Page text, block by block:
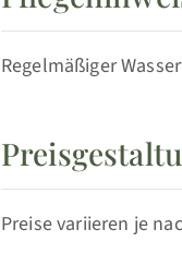
Regelmäßiger
Preise variieren je